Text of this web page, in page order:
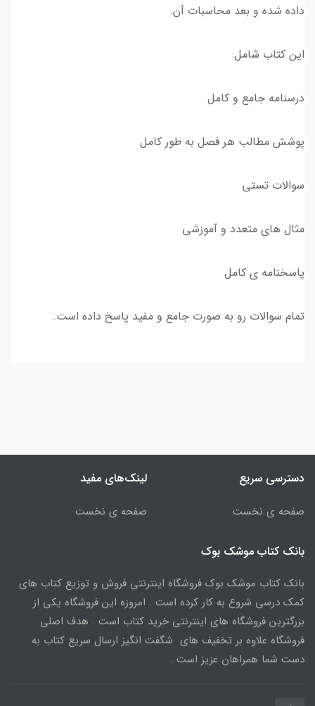
داده شده و بعد محاسبات آن.
این کتاب شامل:
درسنامه جامع و کامل
پوشش مطالب هر فصل به طور کامل
سوالات تستی
مثال های متعدد و آموزشی
پاسخنامه ی کامل
تمام سوالات رو به صورت جامع و مفید پاسخ داده است.
دسترسی سریع
صفحه ی نخست
لینک‌های مفید
صفحه ی نخست
بانک کتاب موشک بوک
بانک کتاب موشک بوک فروشگاه اینترنتی فروش و توزیع کتاب های
کمک درسی شروع به کار کرده است . امروزه این فروشگاه یکی از
بزرگترین فروشگاه های اینترنتی خرید کتاب است . هدف اصلی
فروشگاه علاوه بر تخفیف های شگفت انگیز ارسال سریع کتاب به
دست شما همراهان عزیز است .